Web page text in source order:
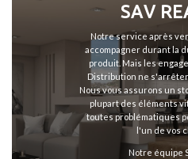
SAV
Notre service après
accompagner durant la
produit. Mais les
Distribution ne
Nous vous assurons un
plupart des éléments
toutes problématiques
l'un de vos
Notre équipe